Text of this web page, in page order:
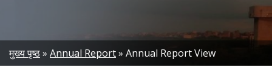
Breadcrumb
मुख्य पृष्ठ Annual Report Annual Report View